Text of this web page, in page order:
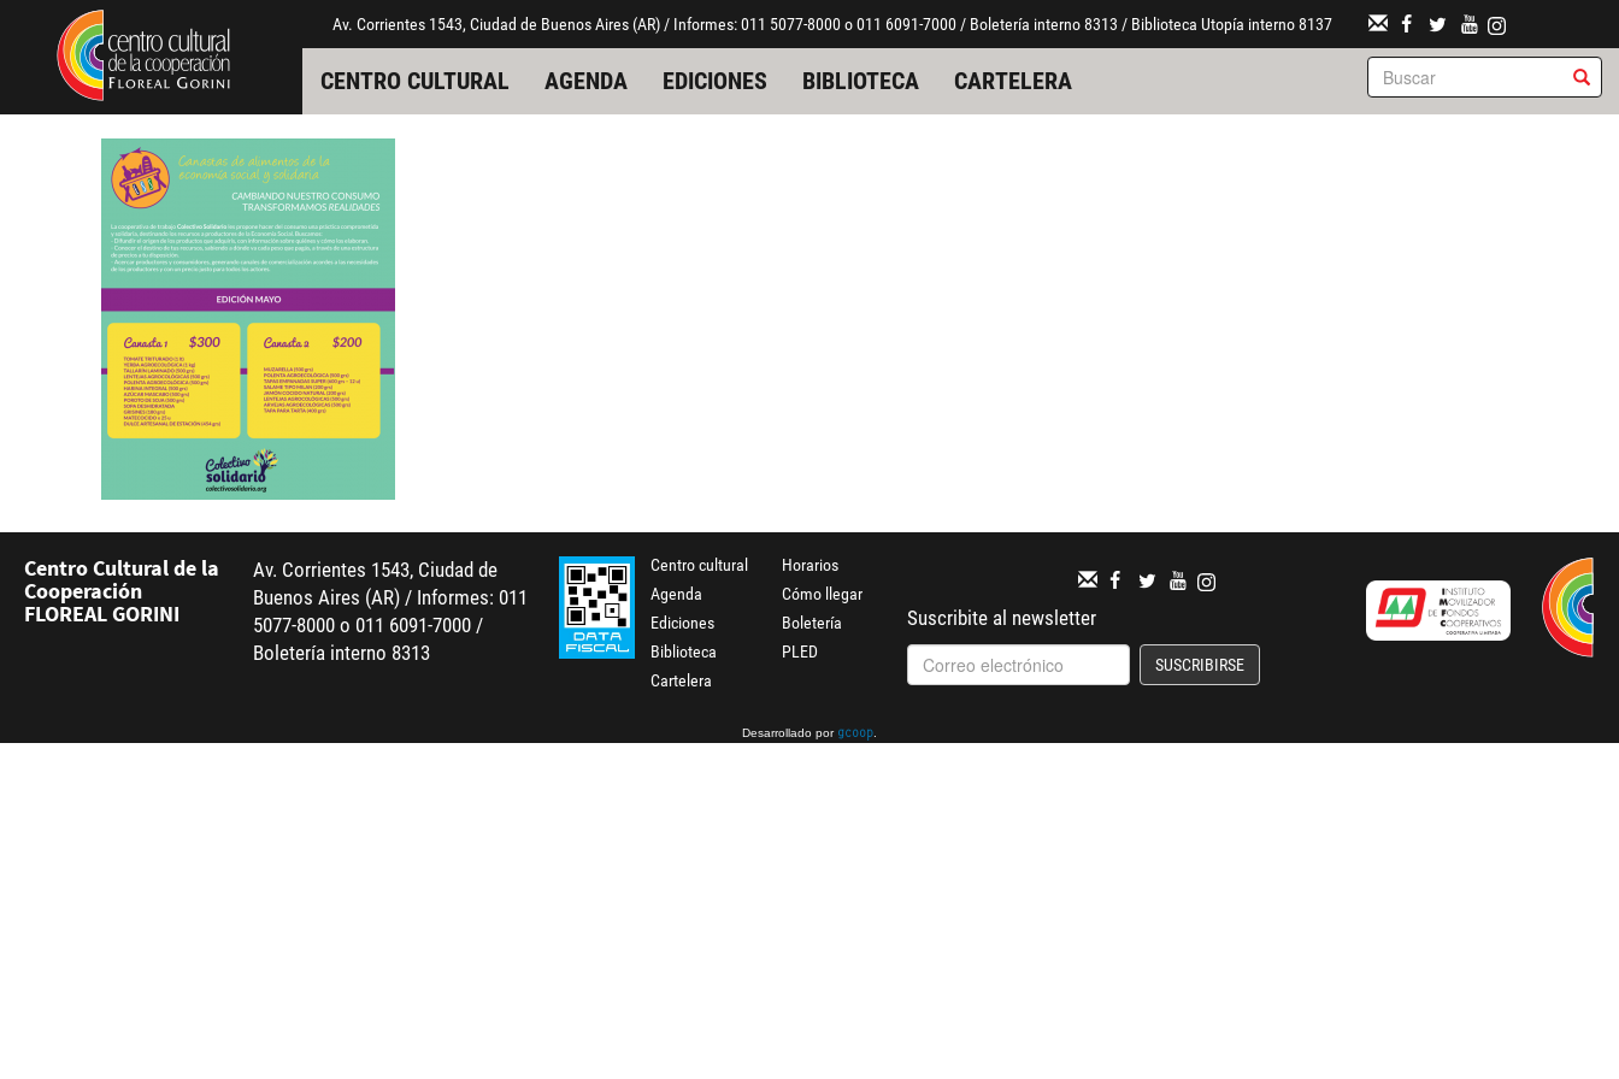
Pasar al contenido principal
Jump to main content Av. Corrientes 1543, Ciudad de Buenos Aires (AR) / Informes: 011 5077-8000 o 011 6091-7000 / Boletería interno 8313 / Biblioteca Utopía interno 8137
CENTRO CULTURAL AGENDA EDICIONES BIBLIOTECA CARTELERA
Centro Cultural de la
Cooperación
FLOREAL GORINI
Av. Corrientes 1543, Ciudad de
Buenos Aires (AR) / Informes: 011
5077-8000 o 011 6091-7000 /
Boletería interno 8313
Centro cultural
Agenda
Ediciones
Biblioteca
Cartelera
Horarios
Cómo llegar
Boletería
PLED
Suscribite al newsletter
SUSCRIBIRSE
Desarrollado por gcoop.